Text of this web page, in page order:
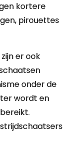
kortere
pirouettes
er ook
onder de
wordt en